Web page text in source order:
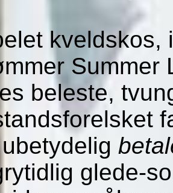
kveldskos,
Summer
beleste,
glede-